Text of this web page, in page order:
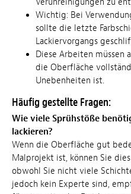
Wichtig: Bei
sollte die letzte
Lackiervorgangs
Diese Arbeiten müssen
die Oberfläche
Unebenheiten ist.
Häufig gestellte Fragen:
Wie viele Sprühstöße
lackieren?
Wenn die Oberfläche gut
Malprojekt ist, können Sie
obwohl Sie nicht viele
jedoch kein Experte sind,